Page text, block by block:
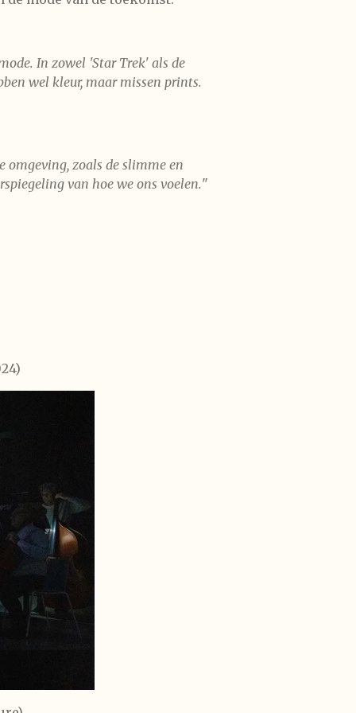
In zowel 'Star Trek' als de
wel kleur, maar missen prints.
omgeving, zoals de slimme en
van hoe we ons voelen."